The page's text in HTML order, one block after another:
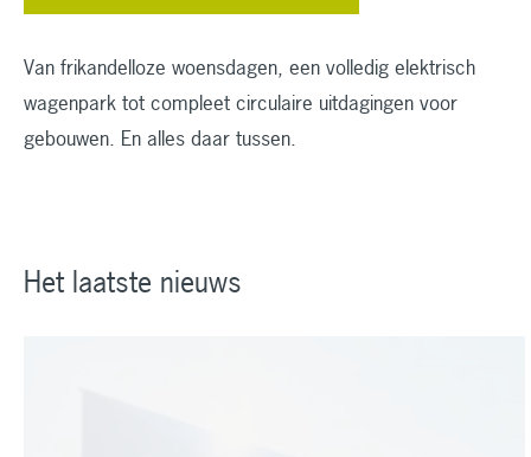
Van frikandelloze woensdagen, een volledig elektrisch
wagenpark tot compleet circulaire uitdagingen voor
gebouwen. En alles daar tussen.
Het laatste nieuws